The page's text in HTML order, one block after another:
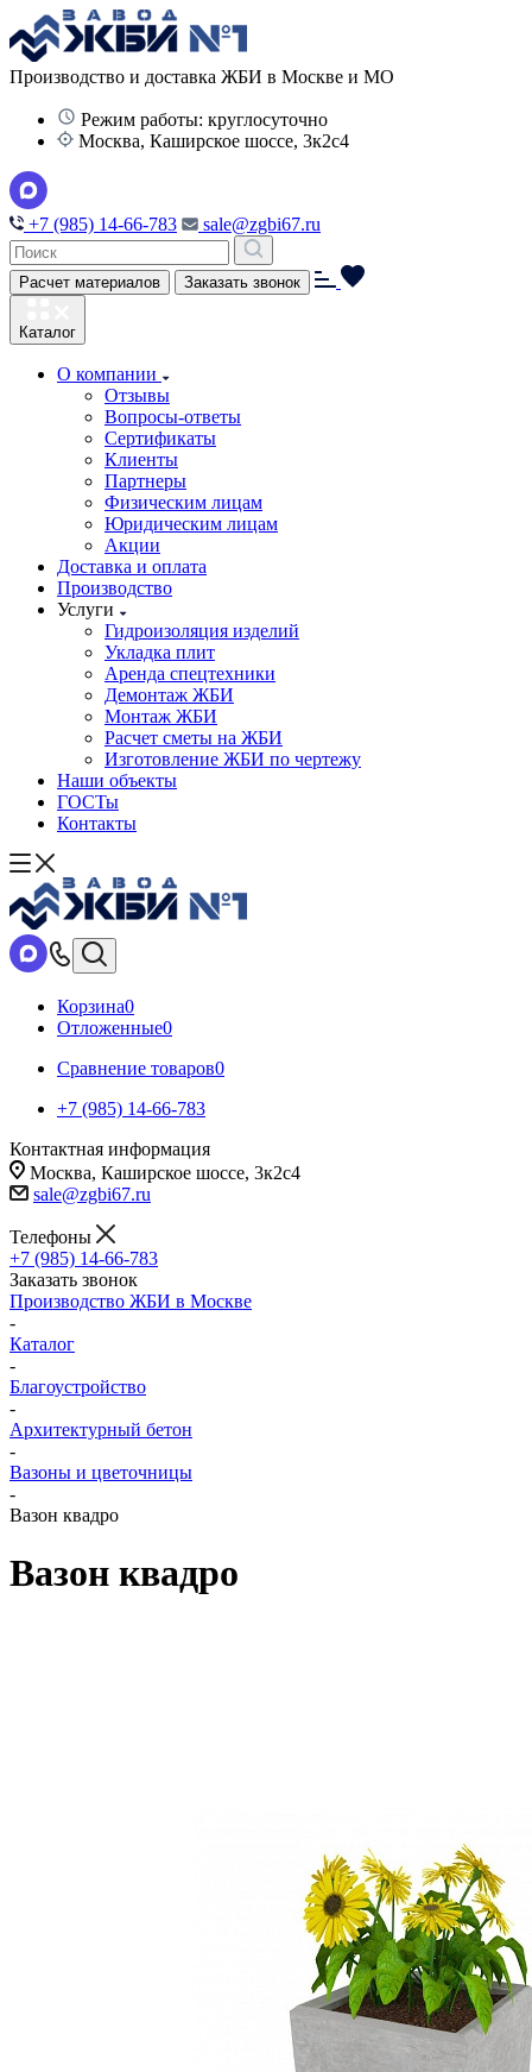
Производство и доставка ЖБИ в Москве и МО
Режим работы: круглосуточно
Москва, Каширское шоссе, 3к2с4
+7 (985) 14-66-783 sale@zgbi67.ru
Расчет материалов Заказать звонок
Каталог
О компании
Отзывы
Вопросы-ответы
Сертификаты
Клиенты
Партнеры
Физическим лицам
Юридическим лицам
Акции
Доставка и оплата
Производство
Услуги
Гидроизоляция изделий
Укладка плит
Аренда спецтехники
Демонтаж ЖБИ
Монтаж ЖБИ
Расчет сметы на ЖБИ
Изготовление ЖБИ по чертежу
Наши объекты
ГОСТы
Контакты
Корзина0
Отложенные0
Сравнение товаров0
+7 (985) 14-66-783
Контактная информация
Москва, Каширское шоссе, 3к2с4
sale@zgbi67.ru
Телефоны
+7 (985) 14-66-783
Заказать звонок
Производство ЖБИ в Москве
-
Каталог
-
Благоустройство
-
Архитектурный бетон
-
Вазоны и цветочницы
-
Вазон квадро
Вазон квадро